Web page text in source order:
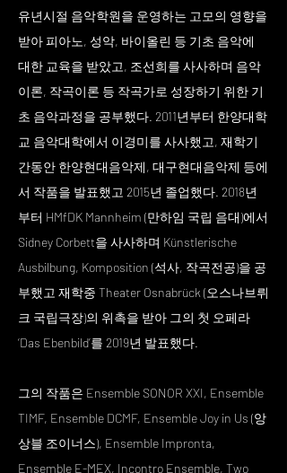
유년시절 음악학원을 운영하는 고모의 영향을
받아 피아노, 성악, 바이올린 등 기초 음악에
대한 교육을 받았고, 조선희를 사사하며 음악
이론, 작곡이론 등 작곡가로 성장하기 위한 기
초 음악과정을 공부했다. 2011년부터 한양대학
교 음악대학에서 이경미를 사사했고, 재학기
간동안 한양현대음악제, 대구현대음악제 등에
서 작품을 발표했고 2015년 졸업했다. 2018년
부터 HMfDK Mannheim (만하임 국립 음대)에서
Sidney Corbett을 사사하며 Künstlerische
Ausbilbung, Komposition (석사, 작곡전공)을 공
부했고 재학중 Theater Osnabrück (오스나브뤼
크 국립극장)의 위촉을 받아 그의 첫 오페라
‘Das Ebenbild’를 2019년 발표했다.
그의 작품은 Ensemble SONOR XXI, Ensemble
TIMF, Ensemble DCMF, Ensemble Joy in Us (앙
상블 조이너스), Ensemble Impronta,
Ensemble E-MEX, Incontro Ensemble, Two